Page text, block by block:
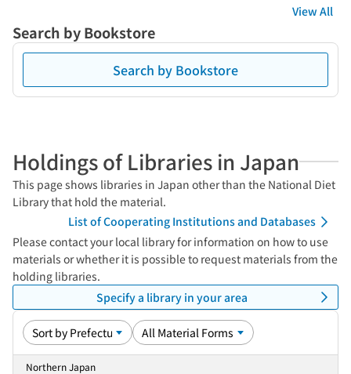
View All
Search by Bookstore
Search by Bookstore
Holdings of Libraries in Japan
This page shows libraries in Japan other than the National Diet
Library that hold the material.
List of Cooperating Institutions and Databases
Please contact your local library for information on how to use
materials or whether it is possible to request materials from the
holding libraries.
Specify a library in your area
Northern Japan